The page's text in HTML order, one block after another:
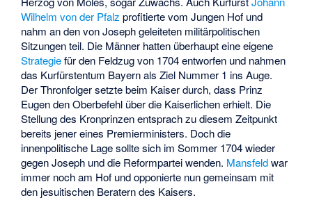
Wilhelm von der Pfalz profitierte vom Jungen Hof und
nahm an den von Joseph geleiteten militärpolitischen
Sitzungen teil. Die Männer hatten überhaupt eine eigene
Strategiefür den Feldzug von 1704 entworfen und nahmen
das Kurfürstentum Bayern als Ziel Nummer 1 ins Auge.
Der Thronfolger setzte beim Kaiser durch, dass Prinz
Eugen den Oberbefehl über die Kaiserlichen erhielt. Die
Stellung des Kronprinzen entsprach zu diesem Zeitpunkt
bereits jener eines Premierministers. Doch die
innenpolitische Lage sollte sich im Sommer 1704 wieder
gegen Joseph und die Reformpartei wenden. Mansfeldwar
immer noch am Hof und opponierte nun gemeinsam mit
den jesuitischen Beratern des Kaisers.